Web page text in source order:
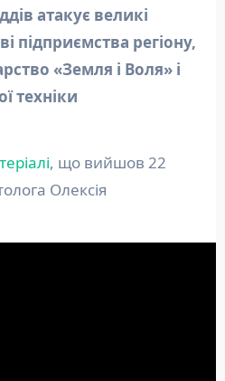
атакує великі
підприємства регіону,
«Земля і Воля» і
техніки
, що вийшов 22
Олексія